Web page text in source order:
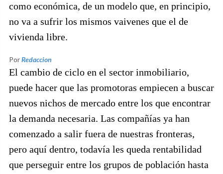
como económica, de un modelo que, en principio,
no va a sufrir los mismos vaivenes que el de
vivienda libre.
PorRedaccion
El cambio de ciclo en el sector inmobiliario,
puede hacer que las promotoras empiecen a buscar
nuevos nichos de mercado entre los que encontrar
la demanda necesaria. Las compañías ya han
comenzado a salir fuera de nuestras fronteras,
pero aquí dentro, todavía les queda rentabilidad
que perseguir entre los grupos de población hasta